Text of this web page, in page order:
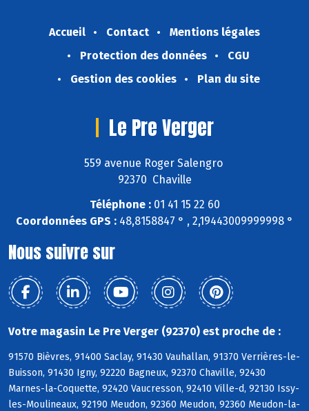
Accueil Contact
Mentions légales
Protection des données
CGU
Gestion des cookies
Plan du site
Le Pre Verger
559 avenue Roger Salengro
92370 Chaville
Téléphone :01 41 15 22 60
Coordonnées GPS : 48,8158847 ° , 2,19443009999998 °
Nous suivre sur
Votre magasin Le Pre Verger (92370) est proche de :
91570 Bièvres, 91400 Saclay, 91430 Vauhallan, 91370 Verrières-le-
Buisson, 91430 Igny, 92220 Bagneux, 92370 Chaville, 92430
Marnes-la-Coquette, 92420 Vaucresson, 92410 Ville-d, 92130 Issy-
les-Moulineaux, 92190 Meudon, 92360 Meudon, 92360 Meudon-la-